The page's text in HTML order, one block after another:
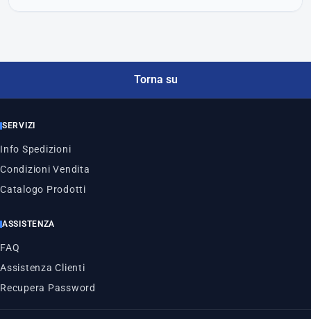
Torna su
SERVIZI
Info Spedizioni
Condizioni Vendita
Catalogo Prodotti
ASSISTENZA
FAQ
Assistenza Clienti
Recupera Password